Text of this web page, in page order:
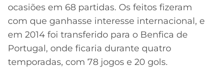
ocasiões em 68 partidas. Os feitos fizeram
com que ganhasse interesse internacional, e
em 2014 foi transferido para o Benfica de
Portugal, onde ficaria durante quatro
temporadas, com 78 jogos e 20 gols.